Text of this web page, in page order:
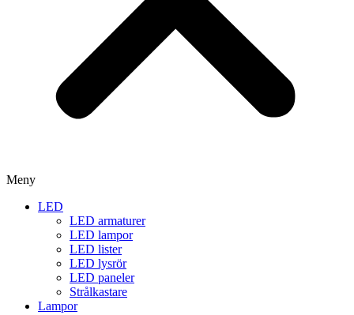
Meny
LED
LED armaturer
LED lampor
LED lister
LED lysrör
LED paneler
Strålkastare
Lampor